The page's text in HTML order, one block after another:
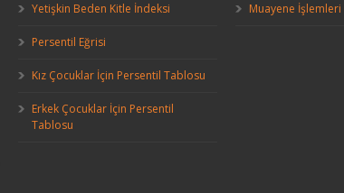
Yetişkin Beden Kitle İndeksi
Persentil Eğrisi
Kız Çocuklar İçin Persentil Tablosu
Erkek Çocuklar İçin Persentil
Tablosu
Muayene İşlemleri